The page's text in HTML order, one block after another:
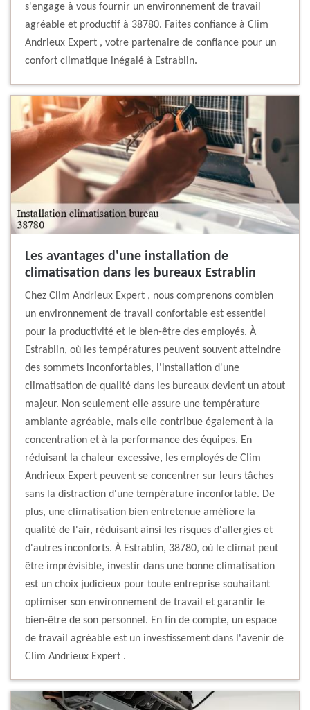
s'engage à vous fournir un environnement de travail
agréable et productif à 38780. Faites confiance à Clim
Andrieux Expert , votre partenaire de confiance pour un
confort climatique inégalé à Estrablin.
Les avantages d'une installation de
climatisation dans les bureaux Estrablin
Chez Clim Andrieux Expert , nous comprenons combien
un environnement de travail confortable est essentiel
pour la productivité et le bien-être des employés. À
Estrablin, où les températures peuvent souvent atteindre
des sommets inconfortables, l'installation d'une
climatisation de qualité dans les bureaux devient un atout
majeur. Non seulement elle assure une température
ambiante agréable, mais elle contribue également à la
concentration et à la performance des équipes. En
réduisant la chaleur excessive, les employés de Clim
Andrieux Expert peuvent se concentrer sur leurs tâches
sans la distraction d'une température inconfortable. De
plus, une climatisation bien entretenue améliore la
qualité de l'air, réduisant ainsi les risques d'allergies et
d'autres inconforts. À Estrablin, 38780, où le climat peut
être imprévisible, investir dans une bonne climatisation
est un choix judicieux pour toute entreprise souhaitant
optimiser son environnement de travail et garantir le
bien-être de son personnel. En fin de compte, un espace
de travail agréable est un investissement dans l'avenir de
Clim Andrieux Expert .